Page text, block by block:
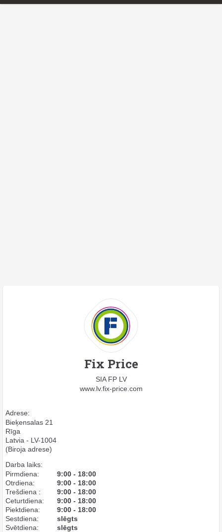
Fix Price
SIA FP LV
www.lv.fix-price.com
Adrese:
Bieķensalas 21
Rīga
Latvia - LV-1004
(Biroja adrese)
Darba laiks:
Pirmdiena:
9:00 - 18:00
Otrdiena:
9:00 - 18:00
Trešdiena :
9:00 - 18:00
Ceturtdiena:
9:00 - 18:00
Piektdiena:
9:00 - 18:00
Sestdiena:
slēgts
Svētdiena:
slēgts